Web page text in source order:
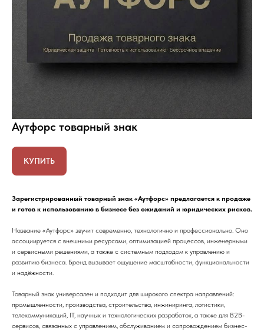
Аутфорс товарный знак
КУПИТЬ
Зарегистрированный товарный знак «Аутфорс» предлагается к продаже
и готов к использованию в бизнесе без ожиданий и юридических рисков.
Название «Аутфорс» звучит современно, технологично и профессионально. Оно
ассоциируется с внешними ресурсами, оптимизацией процессов, инженерными
и сервисными решениями, а также с системным подходом к управлению и
развитию бизнеса. Бренд вызывает ощущение масштабности, функциональности
и надёжности.
Товарный знак универсален и подходит для широкого спектра направлений:
промышленности, производства, строительства, инжиниринга, логистики,
телекоммуникаций, IT, научных и технологических разработок, а также для B2B-
сервисов, связанных с управлением, обслуживанием и сопровождением бизнес-